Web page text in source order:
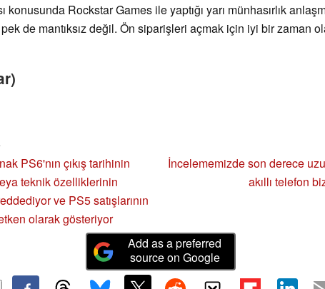
konusunda Rockstar Games ile yaptığı yarı münhasırlık
de mantıksız değil. Ön siparişleri açmak için iyi bir zaman
PS6'nın çıkış tarihinin
teknik özelliklerinin
ve PS5 satışlarının
olarak gösteriyor
İncelememizde son derece
akıllı telefon
Add as a preferred
source on Google